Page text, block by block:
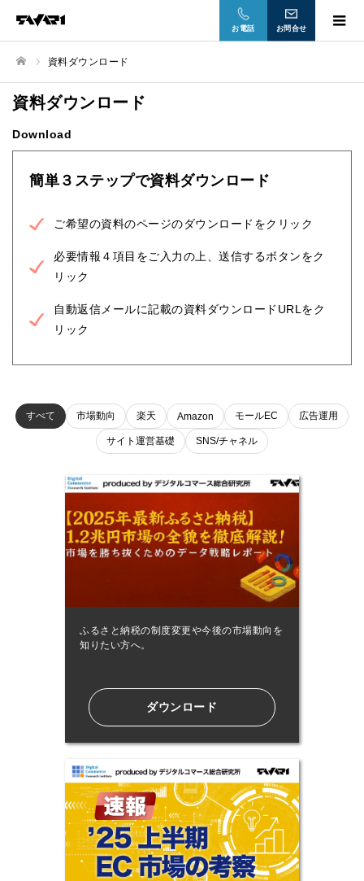
お電話 お問合せ
資料ダウンロード
資料ダウンロード
Download
簡単３ステップで資料ダウンロード
ご希望の資料のページのダウンロードをクリック
必要情報４項目をご入力の上、送信するボタンをク
リック
自動返信メールに記載の資料ダウンロードURLをク
リック
すべて 市場動向 楽天 Amazon モールEC 広告運用
サイト運営基礎 SNS/チャネル
ふるさと納税の制度変更や今後の市場動向を
知りたい方へ。
ダウンロード